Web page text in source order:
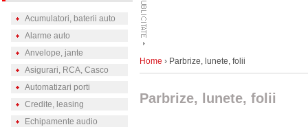
Acumulatori, baterii auto
Alarme auto
Anvelope, jante
Asigurari, RCA, Casco
Automatizari porti
Credite, leasing
Echipamente audio
Home › Parbrize, lunete, folii
Parbrize, lunete, folii